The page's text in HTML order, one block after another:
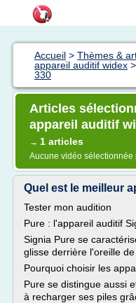
Accueil > Thèmes &
appareil auditif widex >
330
Articles
appareil auditif
→ 1 articles
Aucune vidéo sélectionnée
Quel est le meilleur
Tester mon audition
Pure : l'appareil auditif
Signia Pure se
glisse derrière l'oreille
Pourquoi choisir les
Pure se distingue aussi
à recharger ses piles